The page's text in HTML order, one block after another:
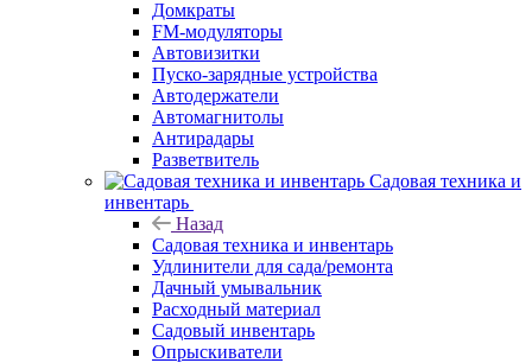
Домкраты
FM-модуляторы
Автовизитки
Пуско-зарядные устройства
Автодержатели
Автомагнитолы
Антирадары
Разветвитель
Садовая техника и
инвентарь
Назад
Садовая техника и инвентарь
Удлинители для сада/ремонта
Дачный умывальник
Расходный материал
Садовый инвентарь
Опрыскиватели